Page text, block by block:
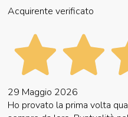
Acquirente verificato
29 Maggio 2026
Ho provato la prima volta